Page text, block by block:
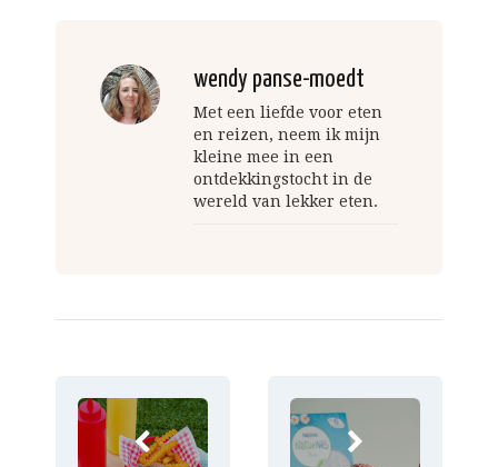
wendy panse-moedt
Met een liefde voor eten
en reizen, neem ik mijn
kleine mee in een
ontdekkingstocht in de
wereld van lekker eten.